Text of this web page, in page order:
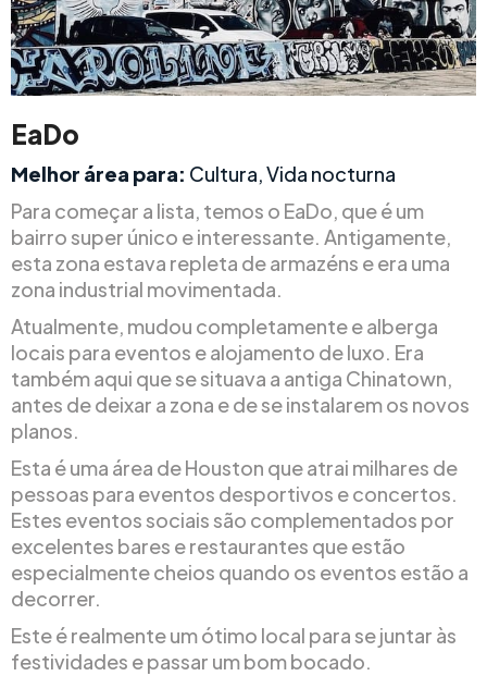
EaDo
Melhor área para: Cultura, Vida nocturna
Para começar a lista, temos o EaDo, que é um
bairro super único e interessante. Antigamente,
esta zona estava repleta de armazéns e era uma
zona industrial movimentada.
Atualmente, mudou completamente e alberga
locais para eventos e alojamento de luxo. Era
também aqui que se situava a antiga Chinatown,
antes de deixar a zona e de se instalarem os novos
planos.
Esta é uma área de Houston que atrai milhares de
pessoas para eventos desportivos e concertos.
Estes eventos sociais são complementados por
excelentes bares e restaurantes que estão
especialmente cheios quando os eventos estão a
decorrer.
Este é realmente um ótimo local para se juntar às
festividades e passar um bom bocado.